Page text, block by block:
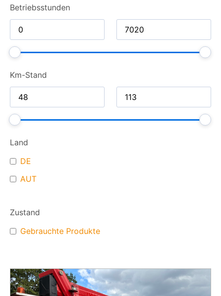
2026
Betriebsstunden
Km-Stand
Land
DE
AUT
Zustand
Gebrauchte Produkte